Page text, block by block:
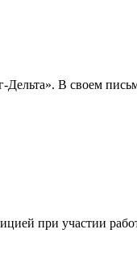
В своем
при участии